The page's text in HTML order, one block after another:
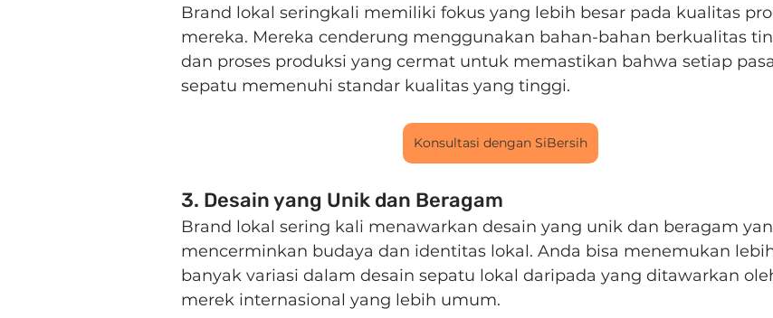
Brand lokal seringkali memiliki fokus yang lebih besar pada kualitas
mereka. Mereka cenderung menggunakan bahan-bahan berkualitas
dan proses produksi yang cermat untuk memastikan bahwa setiap
sepatu memenuhi standar kualitas yang tinggi.
Konsultasi dengan SiBersih
3. Desain yang Unik dan Beragam
Brand lokal sering kali menawarkan desain yang unik dan beragam
mencerminkan budaya dan identitas lokal. Anda bisa menemukan
banyak variasi dalam desain sepatu lokal daripada yang ditawarkan
merek internasional yang lebih umum.